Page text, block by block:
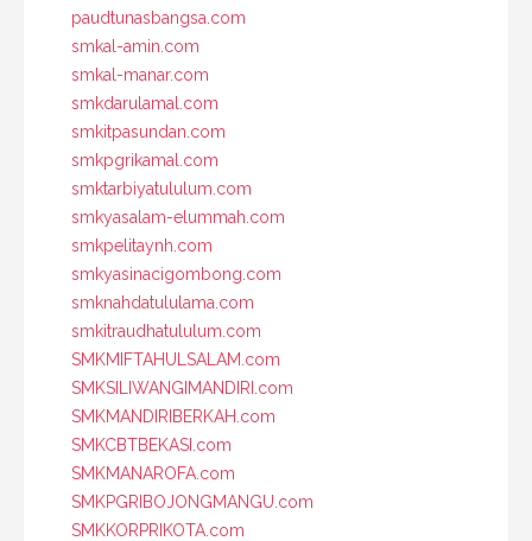
paudtunasbangsa.com
smkal-amin.com
smkal-manar.com
smkdarulamal.com
smkitpasundan.com
smkpgrikamal.com
smktarbiyatululum.com
smkyasalam-elummah.com
smkpelitaynh.com
smkyasinacigombong.com
smknahdatululama.com
smkitraudhatululum.com
SMKMIFTAHULSALAM.com
SMKSILIWANGIMANDIRI.com
SMKMANDIRIBERKAH.com
SMKCBTBEKASI.com
SMKMANAROFA.com
SMKPGRIBOJONGMANGU.com
SMKKORPRIKOTA.com